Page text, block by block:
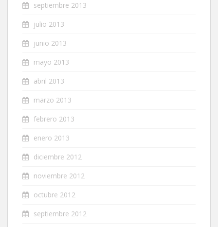
septiembre 2013
julio 2013
junio 2013
mayo 2013
abril 2013
marzo 2013
febrero 2013
enero 2013
diciembre 2012
noviembre 2012
octubre 2012
septiembre 2012